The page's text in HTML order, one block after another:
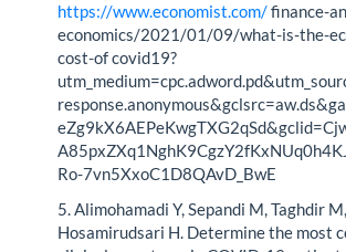
https://www.economist.com/finance-
economics/2021/01/09/what-is-the-
cost-of covid19?
Ro-7vn5XxoC1D8QAvD_BwE
5. Alimohamadi Y, Sepandi M, Taghdir M,
Hosamirudsari H. Determine the most